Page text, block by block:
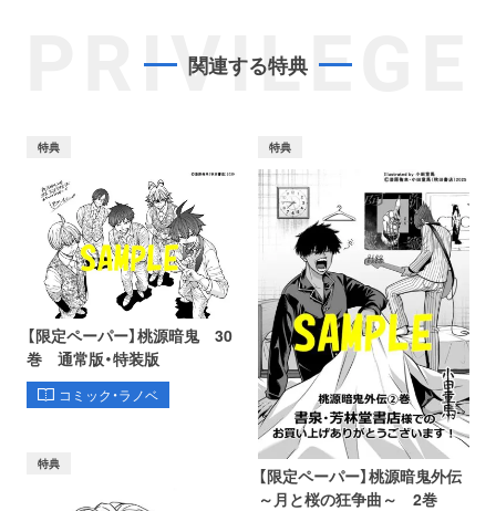
PRIVILEGE
関連する特典
特典
【限定ペーパー】桃源暗鬼 30
巻 通常版・特装版
コミック・ラノベ
特典
【限定ペーパー】桃源暗鬼外伝
～月と桜の狂争曲～ 2巻
特典